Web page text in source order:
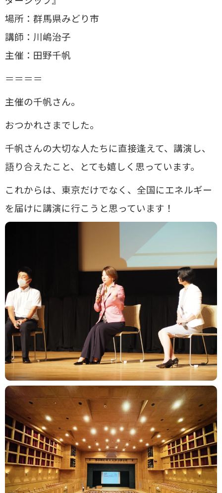
場所：群馬県みどり市
講師：川嶋治子
主催：田野千帆
＝＝＝＝
主催の千帆さん。
おつかれさまでした。
千帆さんの大切な人たちに直接逢えて、講演し、
語り合えたこと、とても嬉しく思っています。
これからは、東京だけでなく、全国にエネルギー
を届けに講演に行こうと思っています！